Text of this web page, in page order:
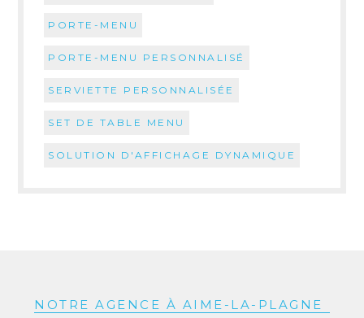
PORTE-MENU
PORTE-MENU PERSONNALISÉ
SERVIETTE PERSONNALISÉE
SET DE TABLE MENU
SOLUTION D'AFFICHAGE DYNAMIQUE
NOTRE AGENCE À AIME-LA-PLAGNE